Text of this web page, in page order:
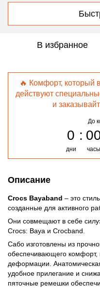
В избранное
🔥 Комфорт, который
действуют
и
До
0
дни часы
Описание
Crocs Bayaband – это
созданные для активного
Они совмещают в себе
Crocs: Baya и Crocband.
Сабо изготовлены из
обеспечивающего комфорт,
деформации.
удобное прилегание и
пяточные ремешки